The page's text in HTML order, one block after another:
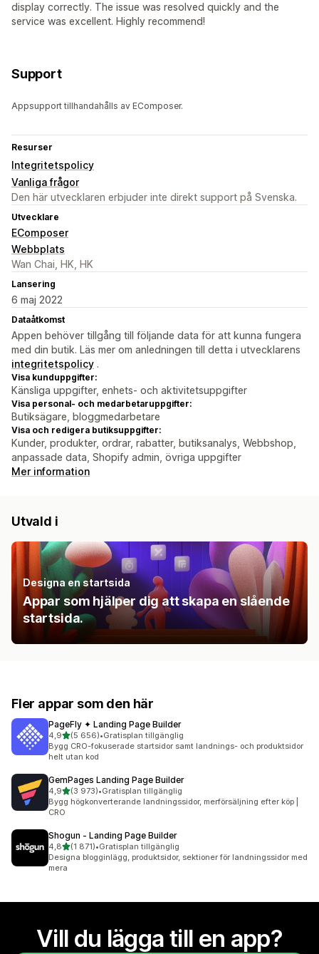
display correctly. The issue was resolved quickly and the
service was excellent. Highly recommend!
Support
Appsupport tillhandahålls av EComposer.
Resurser
Integritetspolicy
Vanliga frågor
Den här utvecklaren erbjuder inte direkt support på Svenska.
Utvecklare
EComposer
Webbplats
Wan Chai, HK, HK
Lansering
6 maj 2022
Dataåtkomst
Appen behöver tillgång till följande data för att kunna fungera
med din butik. Läs mer om anledningen till detta i utvecklarens
integritetspolicy .
Visa kunduppgifter:
Känsliga uppgifter, enhets- och aktivitetsuppgifter
Visa personal- och medarbetaruppgifter:
Butiksägare, bloggmedarbetare
Visa och redigera butiksuppgifter:
Kunder, produkter, ordrar, rabatter, butiksanalys, Webbshop,
anpassade data, Shopify admin, övriga uppgifter
Mer information
Utvald i
Designa en startsida
Appar som hjälper dig att skapa en slående
startsida.
Fler appar som den här
PageFly ✦ Landing Page Builder
4,9av 5 stjärnor
(5 656)
5656 recensioner totalt
•Gratisplan tillgänglig
Bygg CRO-fokuserade startsidor samt landnings- och produktsidor
helt utan kod
GemPages Landing Page Builder
4,9av 5 stjärnor
(3 973)
3973 recensioner totalt
•Gratisplan tillgänglig
Bygg högkonverterande landningssidor, merförsäljning efter köp |
CRO
Shogun ‑ Landing Page Builder
4,8av 5 stjärnor
(1 871)
1871 recensioner totalt
•Gratisplan tillgänglig
Designa blogginlägg, produktsidor, sektioner för landningssidor med
mera
Vill du lägga till en app?